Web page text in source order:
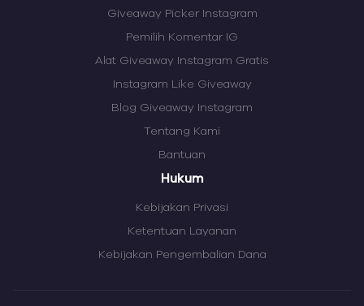
Giveaway Picker Instagram
Pemilih Komentar IG
Alat Giveaway Instagram Gratis
Instagram Like Giveaway
Blog Giveaway Instagram
Tentang Kami
Bantuan
Hukum
Kebijakan Privasi
Ketentuan Layanan
Kebijakan Pengembalian Dana